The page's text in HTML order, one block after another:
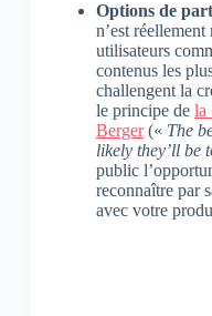
Options de
n’est réellement
utilisateurs
contenus les
challengent la
le principe de la
Berger(« The
likely they’ll be
public
reconnaître par
avec votre